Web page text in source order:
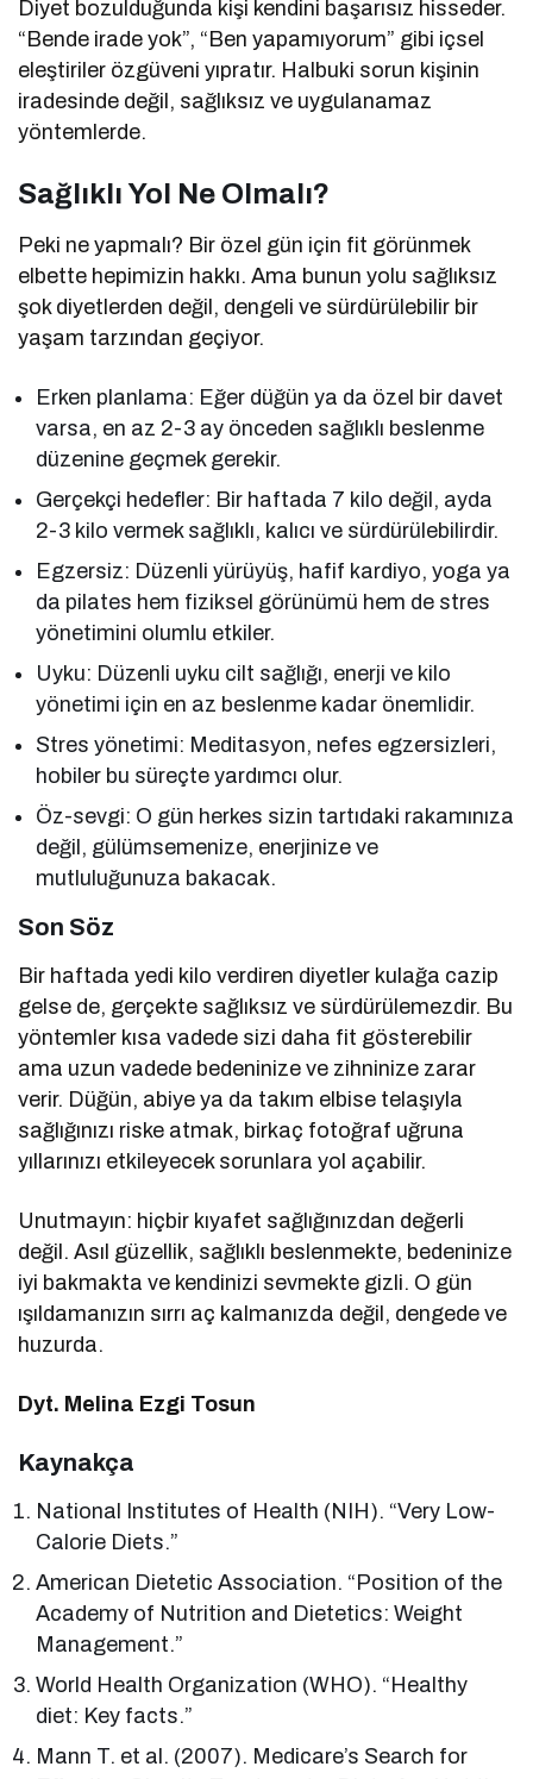
Diyet bozulduğunda kişi kendini başarısız hisseder.
“Bende irade yok”, “Ben yapamıyorum” gibi içsel
eleştiriler özgüveni yıpratır. Halbuki sorun kişinin
iradesinde değil, sağlıksız ve uygulanamaz
yöntemlerde.
Sağlıklı Yol Ne Olmalı?
Peki ne yapmalı? Bir özel gün için fit görünmek
elbette hepimizin hakkı. Ama bunun yolu sağlıksız
şok diyetlerden değil, dengeli ve sürdürülebilir bir
yaşam tarzından geçiyor.
Erken planlama: Eğer düğün ya da özel bir davet
varsa, en az 2-3 ay önceden sağlıklı beslenme
düzenine geçmek gerekir.
Gerçekçi hedefler: Bir haftada 7 kilo değil, ayda
2-3 kilo vermek sağlıklı, kalıcı ve sürdürülebilirdir.
Egzersiz: Düzenli yürüyüş, hafif kardiyo, yoga ya
da pilates hem fiziksel görünümü hem de stres
yönetimini olumlu etkiler.
Uyku: Düzenli uyku cilt sağlığı, enerji ve kilo
yönetimi için en az beslenme kadar önemlidir.
Stres yönetimi: Meditasyon, nefes egzersizleri,
hobiler bu süreçte yardımcı olur.
Öz-sevgi: O gün herkes sizin tartıdaki rakamınıza
değil, gülümsemenize, enerjinize ve
mutluluğunuza bakacak.
Son Söz
Bir haftada yedi kilo verdiren diyetler kulağa cazip
gelse de, gerçekte sağlıksız ve sürdürülemezdir. Bu
yöntemler kısa vadede sizi daha fit gösterebilir
ama uzun vadede bedeninize ve zihninize zarar
verir. Düğün, abiye ya da takım elbise telaşıyla
sağlığınızı riske atmak, birkaç fotoğraf uğruna
yıllarınızı etkileyecek sorunlara yol açabilir.
Unutmayın: hiçbir kıyafet sağlığınızdan değerli
değil. Asıl güzellik, sağlıklı beslenmekte, bedeninize
iyi bakmakta ve kendinizi sevmekte gizli. O gün
ışıldamanızın sırrı aç kalmanızda değil, dengede ve
huzurda.
Dyt. Melina Ezgi Tosun
Kaynakça
National Institutes of Health (NIH). “Very Low-
Calorie Diets.”
American Dietetic Association. “Position of the
Academy of Nutrition and Dietetics: Weight
Management.”
World Health Organization (WHO). “Healthy
diet: Key facts.”
Mann T. et al. (2007). Medicare’s Search for